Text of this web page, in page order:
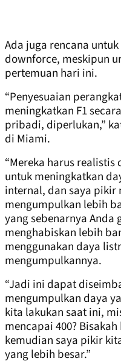
Ada juga rencana
downforce, meskipun
pertemuan hari ini.
“Penyesuaian
meningkatkan F1
pribadi, diperlukan,”
di Miami.
“Mereka harus
untuk meningkatkan
internal, dan saya pikir
mengumpulkan lebih
yang sebenarnya Anda
menghabiskan lebih
menggunakan daya
mengumpulkannya.
“Jadi ini dapat
mengumpulkan daya
kita lakukan saat ini,
mencapai 400?
kemudian saya pikir
yang lebih besar.”